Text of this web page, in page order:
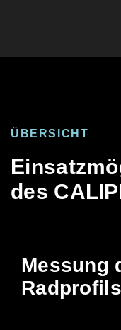
ÜBERSICHT
des
Messung
Radprofils